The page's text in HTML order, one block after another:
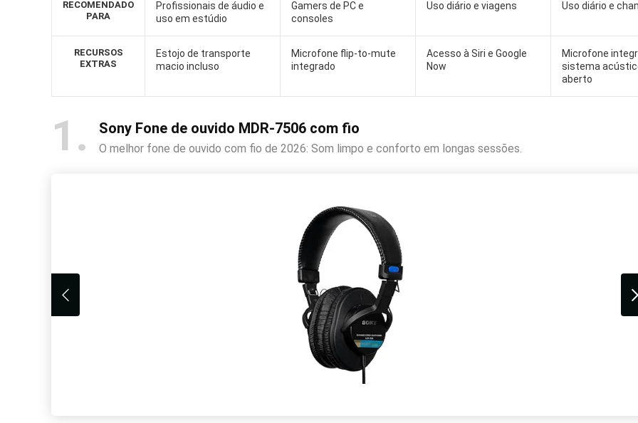
RECOMENDADO
PARA
RECURSOS
EXTRAS
Profissionais de áudio e
uso em estúdio
Estojo de transporte
macio incluso
Gamers de PC e
consoles
Microfone flip-to-mute
integrado
Uso diário e viagens
Acesso à Siri e Google
Now
Uso diário e
Microfone
sistema
aberto
1 Sony Fone de ouvido MDR-7506 com fio
O melhor fone de ouvido com fio de 2026: Som limpo e conforto em longas sessões.